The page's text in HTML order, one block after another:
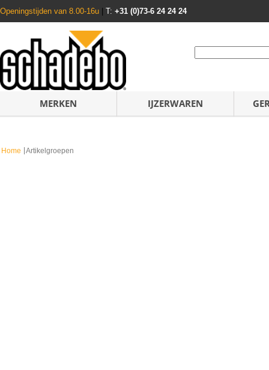
Openingstijden van 8.00-16u T: +31 (0)73-6 24 24 24
MERKEN IJZERWAREN
Home Artikelgroepen